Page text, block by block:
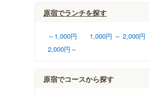
原宿でランチを探す
～1,000円
1,000円 ～ 2,000円
2,000円～
原宿でコースから探す